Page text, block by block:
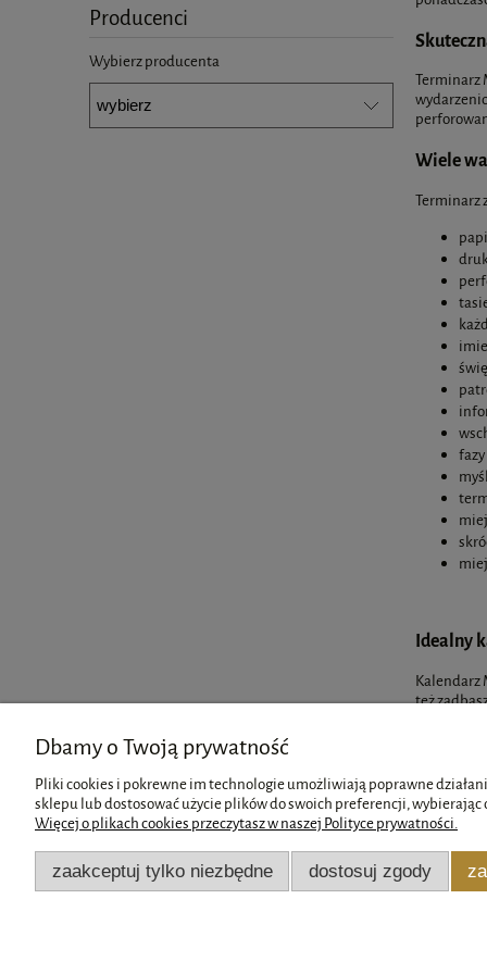
Producenci
Wybierz producenta
Terminarz
Wiele
Terminarz
Idealny
Kalendarz
też
Pomoc
Zwroty i reklamacje
Moje konto
Twoje zamówienia
Dbamy o Twoją prywatność
Pliki cookies i pokrewne im technologie umożliwiają poprawne
sklepu lub dostosować użycie plików do swoich preferencji, wybierając
Więcej o plikach cookies przeczytasz w naszej Polityce prywatności.
zaakceptuj tylko niezbędne dostosuj zgody